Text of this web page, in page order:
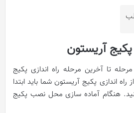
پکیج آریستون
تا آخرین مرحله راه اندازی پکیج
اندازی پکیج آریستون شما باید ابتدا
هنگام آماده سازی محل نصب پکیج